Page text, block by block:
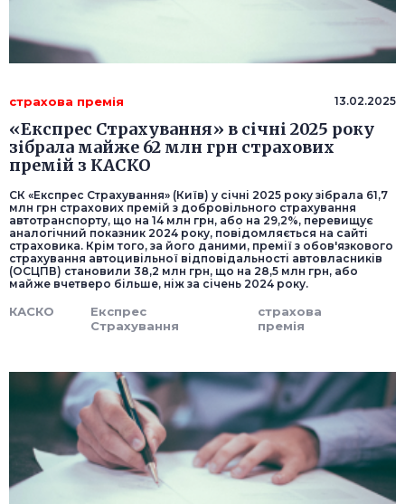
страхова премія 13.02.2025
«Експрес Страхування» в січні 2025 року
зібрала майже 62 млн грн страхових
премій з КАСКО
СК «Експрес Страхування» (Київ) у січні 2025 року зібрала 61,7
млн грн страхових премій з добровільного страхування
автотранспорту, що на 14 млн грн, або на 29,2%, перевищує
аналогічний показник 2024 року, повідомляється на сайті
страховика. Крім того, за його даними, премії з обов'язкового
страхування автоцивільної відповідальності автовласників
(ОСЦПВ) становили 38,2 млн грн, що на 28,5 млн грн, або
майже вчетверо більше, ніж за січень 2024 року.
КАСКО
Експрес
Страхування
страхова
премія